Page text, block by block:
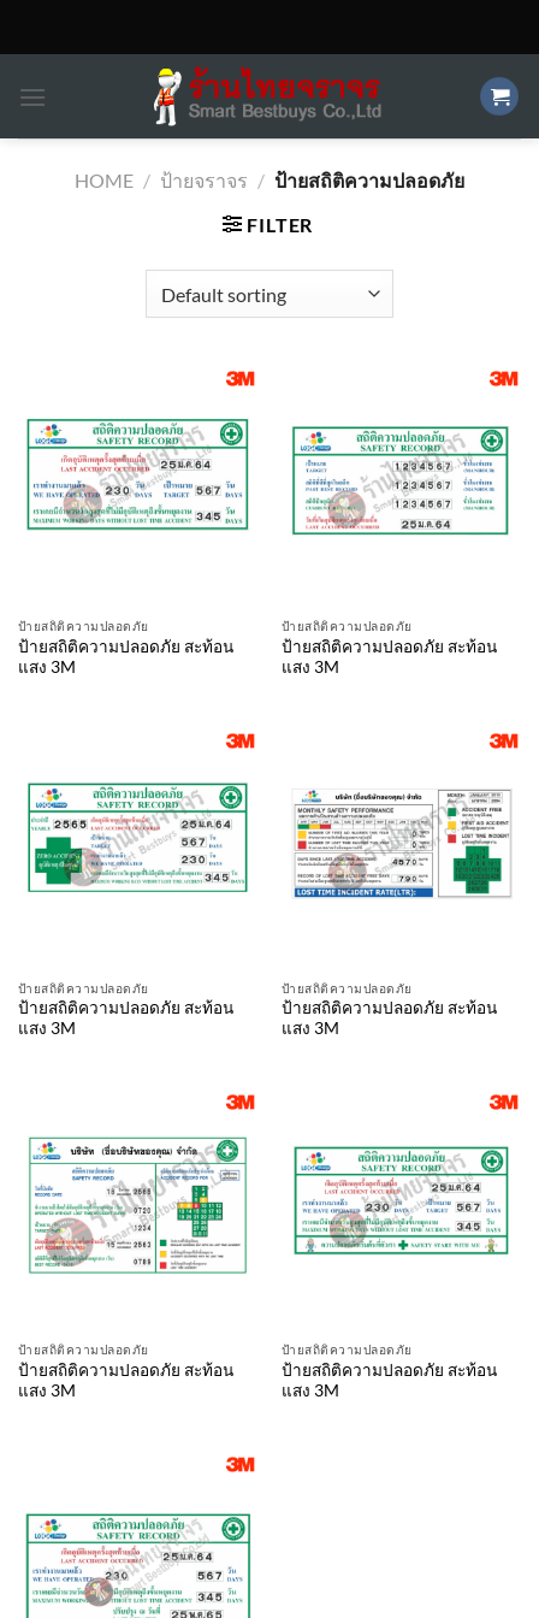
HOME / ป้ายจราจร / ป้ายสถิติความปลอดภัย
FILTER
ป้ายสถิติความปลอดภัย
ป้ายสถิติความปลอดภัย สะท้อน
แสง 3M
ป้ายสถิติความปลอดภัย
ป้ายสถิติความปลอดภัย สะท้อน
แสง 3M
ป้ายสถิติความปลอดภัย
ป้ายสถิติความปลอดภัย สะท้อน
แสง 3M
ป้ายสถิติความปลอดภัย
ป้ายสถิติความปลอดภัย สะท้อน
แสง 3M
ป้ายสถิติความปลอดภัย
ป้ายสถิติความปลอดภัย สะท้อน
แสง 3M
ป้ายสถิติความปลอดภัย
ป้ายสถิติความปลอดภัย สะท้อน
แสง 3M